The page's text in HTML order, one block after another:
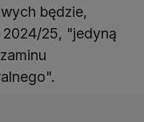
będzie,
25, "jedyną